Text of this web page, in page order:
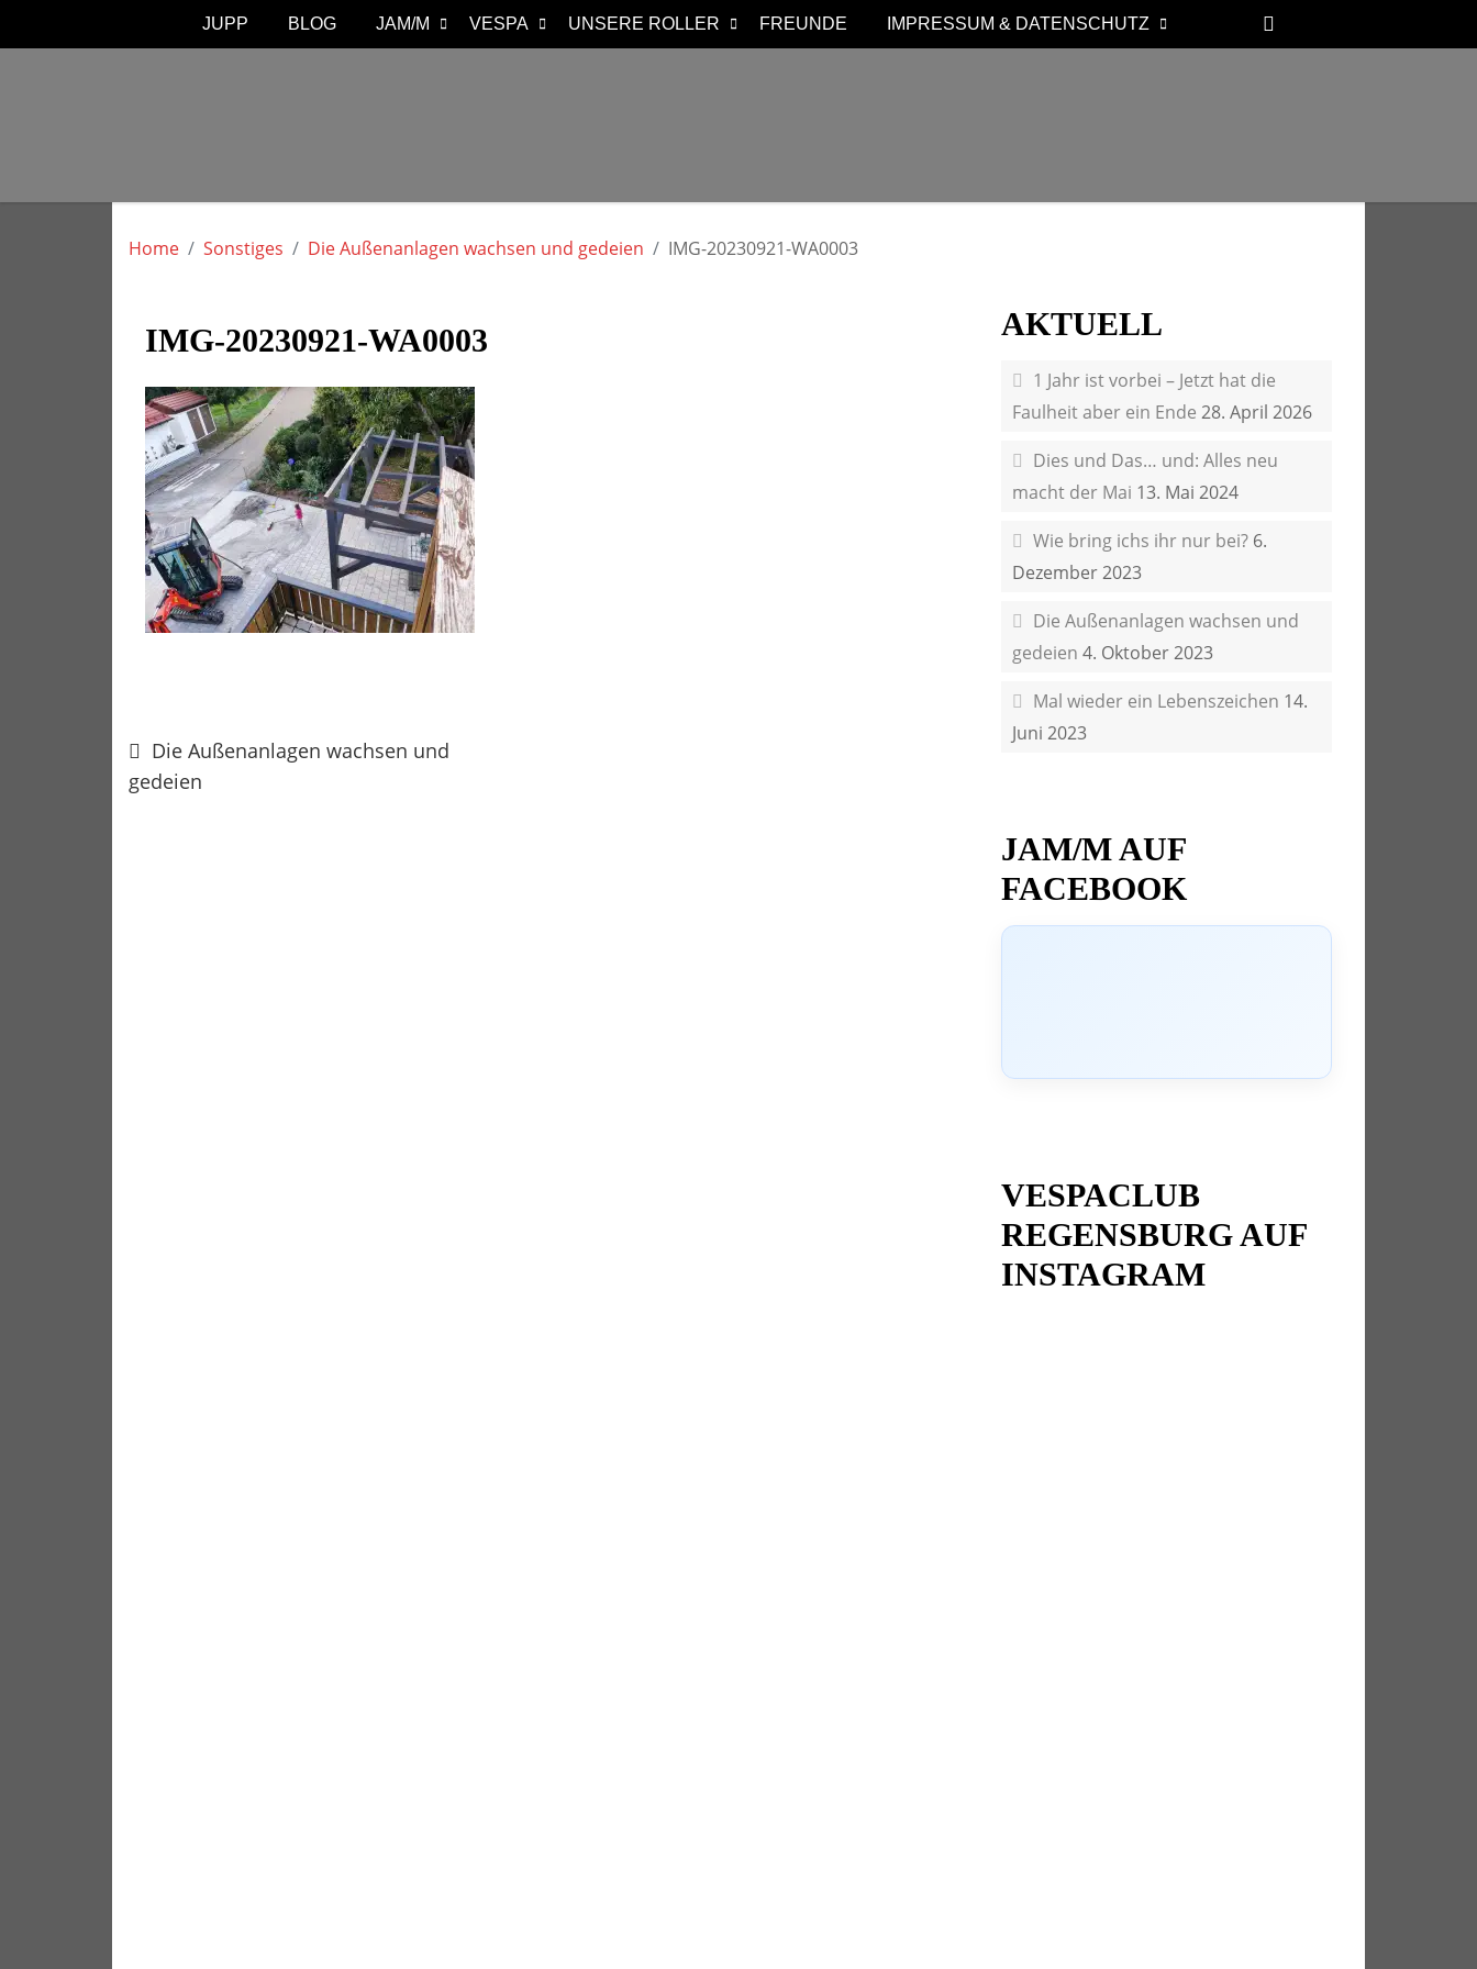
JUPP BLOG JAM/M VESPA UNSERE ROLLER FREUNDE IMPRESSUM & DATENSCHUTZ
Home Sonstiges Die Außenanlagen wachsen und gedeien IMG-20230921-WA0003
IMG-20230921-WA0003
Beitragsnavigation
Die Außenanlagen wachsen und
gedeien
AKTUELL
1 Jahr ist vorbei – Jetzt hat die
Faulheit aber ein Ende 28. April 2026
Dies und Das… und: Alles neu
macht der Mai 13. Mai 2024
Wie bring ichs ihr nur bei? 6.
Dezember 2023
Die Außenanlagen wachsen und
gedeien 4. Oktober 2023
Mal wieder ein Lebenszeichen 14.
Juni 2023
JAM/M AUF
FACEBOOK
VESPACLUB
REGENSBURG AUF
INSTAGRAM